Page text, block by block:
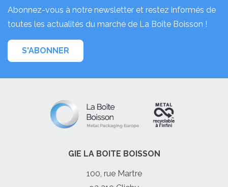
Abonnez-vous à notre newsletter et restez informés de
toutes les actualités du marché de La Boîte Boisson !
S'ABONNER
GIE LA BOITE BOISSON
100, rue Martre